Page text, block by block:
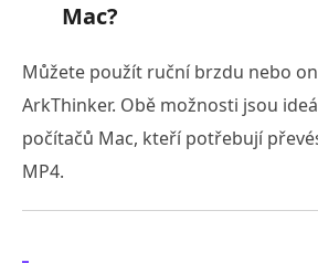
Mac?
Můžete použít ruční brzdu nebo
ArkThinker. Obě možnosti jsou
počítačů Mac, kteří potřebují
MP4.